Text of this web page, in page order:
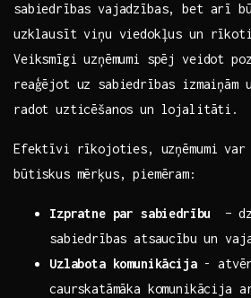
sabiedrības ‍vajadzības, bet arī
uzklausīt viņu viedokļus un‌
Veiksmīgi⁤ uzņēmumi spēj veidot
‍reaģējot uz sabiedrības ⁢izmaiņām
‌radot‌ uzticēšanos un lojalitāti.
Efektīvi rīkojoties, uzņēmumi var
būtiskus mērķus, piemēram:
Izpratne par sabiedrību
–
sabiedrības atsaucību un
Uzlabota komunikācija⁤-‌
caurskatāmāka komunikācija